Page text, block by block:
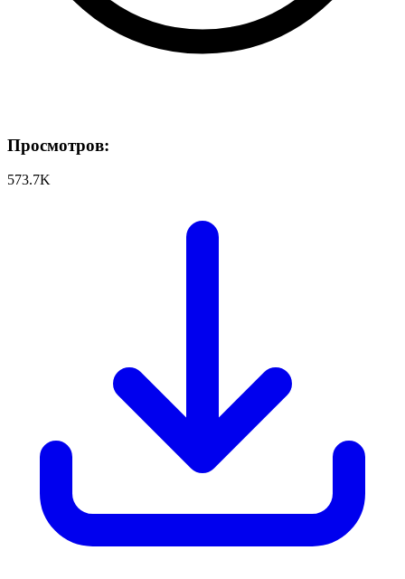
Просмотров:
573.7K